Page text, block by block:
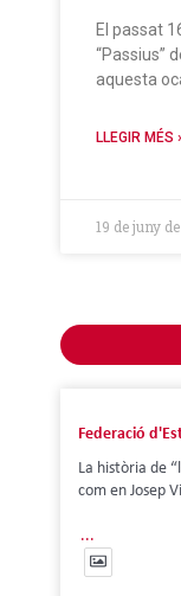
El passat
“Passius”
aquesta
LLEGIR MÉS
19 de juny
Federació
La història de
com en Josep
...